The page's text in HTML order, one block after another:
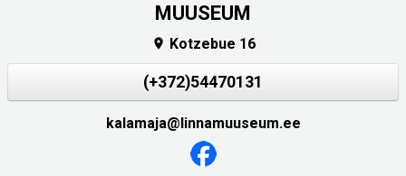
MUUSEUM
 Kotzebue 16
(+372)54470131
kalamaja@linnamuuseum.ee